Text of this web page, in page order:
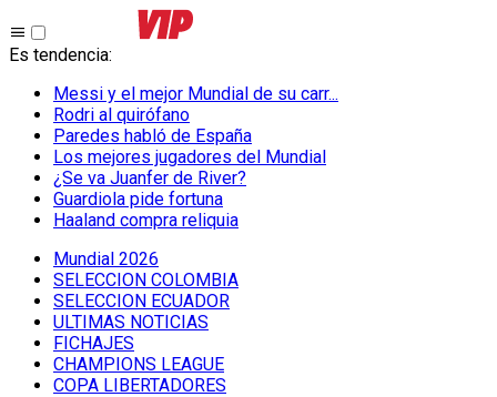
Es tendencia:
Messi y el mejor Mundial de su carr...
Rodri al quirófano
Paredes habló de España
Los mejores jugadores del Mundial
¿Se va Juanfer de River?
Guardiola pide fortuna
Haaland compra reliquia
Mundial 2026
SELECCION COLOMBIA
SELECCION ECUADOR
ULTIMAS NOTICIAS
FICHAJES
CHAMPIONS LEAGUE
COPA LIBERTADORES